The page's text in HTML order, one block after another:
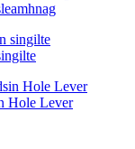
Hole Lever